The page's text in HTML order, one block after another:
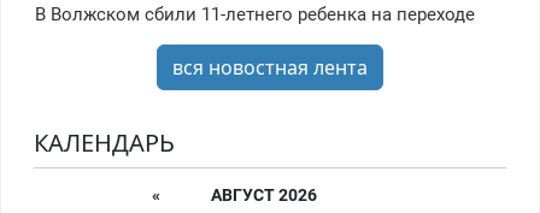
В Волжском сбили 11-летнего ребенка на переходе
вся новостная лента
КАЛЕНДАРЬ
«
АВГУСТ 2026